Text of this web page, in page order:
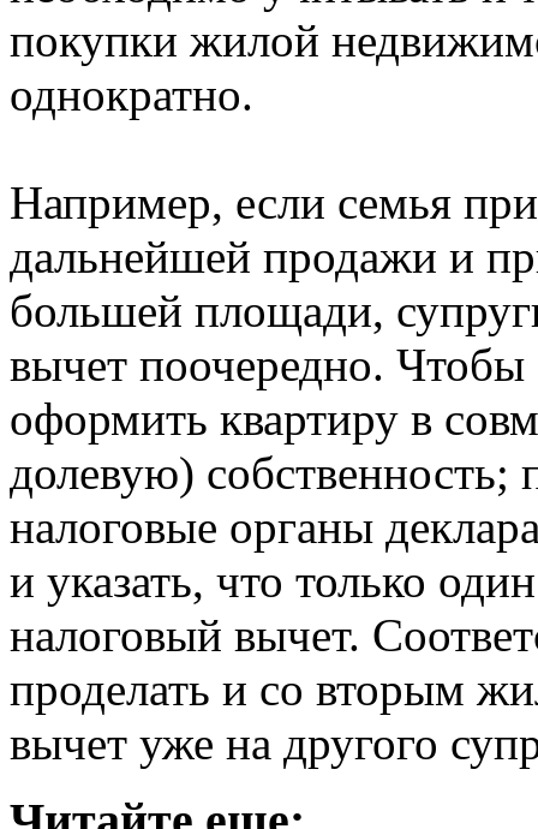
покупки жилой
однократно.
Например, если семья
дальнейшей продажи и
большей площади,
вычет поочередно.
оформить квартиру в
долевую) собственность;
налоговые органы
и указать, что только
налоговый вычет.
проделать и со вторым
вычет уже на другого